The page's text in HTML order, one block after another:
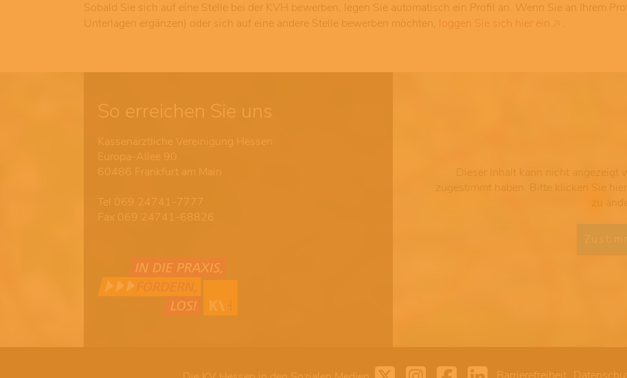
Sobald Sie sich auf eine Stelle bei der KVH bewerben, legen Sie automatisch ein Profil an. Wenn Sie an Ihrem
Unterlagen ergänzen) oder sich auf eine andere Stelle bewerben möchten,
loggen Sie sich hier ein
So erreichen Sie uns
Kassenärztliche Vereinigung Hessen
Europa-Allee 90
60486 Frankfurt am Main
Tel 069 24741-7777
Fax 069 24741-68826
zugestimmt haben. Bitte klicken Sie
zu